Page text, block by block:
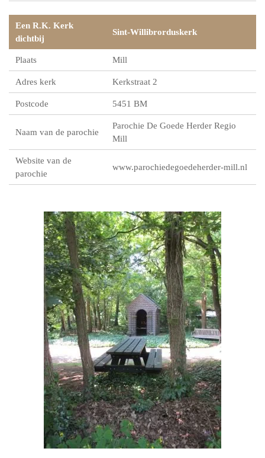
Een R.K. Kerk
dichtbij
Sint-Willibrorduskerk
Plaats Mill
Adres kerk Kerkstraat 2
Postcode 5451 BM
Naam van de parochie
Parochie De Goede Herder Regio
Mill
Website van de
parochie
www.parochiedegoedeherder-mill.nl